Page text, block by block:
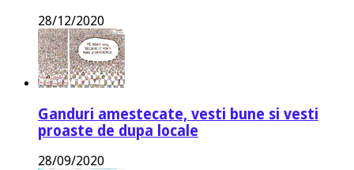
28/12/2020
Ganduri amestecate, vesti bune si vesti
proaste de dupa locale
28/09/2020